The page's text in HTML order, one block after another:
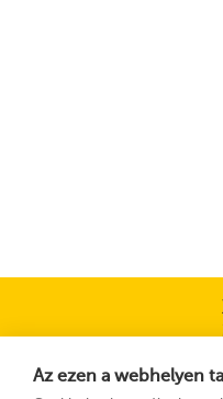
Az ezen a webhelyen